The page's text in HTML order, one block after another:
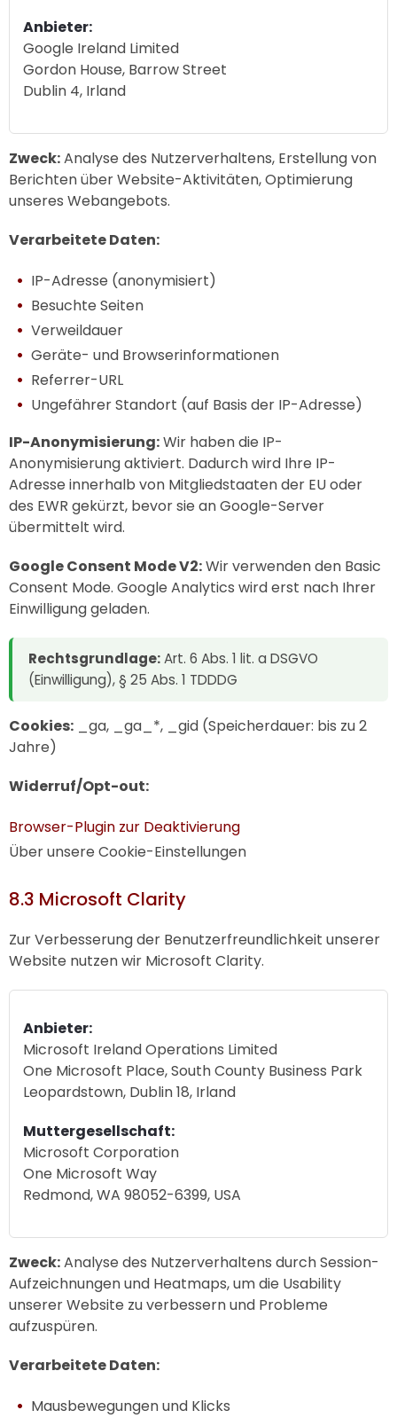
Anbieter:
Google Ireland Limited
Gordon House, Barrow Street
Dublin 4, Irland
Zweck:Analyse des Nutzerverhaltens, Erstellung von
Berichten über Website-Aktivitäten, Optimierung
unseres Webangebots.
Verarbeitete Daten:
IP-Adresse (anonymisiert)
Besuchte Seiten
Verweildauer
Geräte- und Browserinformationen
Referrer-URL
Ungefährer Standort (auf Basis der IP-Adresse)
IP-Anonymisierung:Wir haben die IP-
Anonymisierung aktiviert. Dadurch wird Ihre IP-
Adresse innerhalb von Mitgliedstaaten der EU oder
des EWR gekürzt, bevor sie an Google-Server
übermittelt wird.
Google Consent Mode V2:Wir verwenden den Basic
Consent Mode. Google Analytics wird erst nach Ihrer
Einwilligung geladen.
Rechtsgrundlage:Art. 6 Abs. 1 lit. a DSGVO
(Einwilligung), § 25 Abs. 1 TDDDG
Cookies: _ga, _ga_*, _gid (Speicherdauer: bis zu 2
Jahre)
Widerruf/Opt-out:
Browser-Plugin zur Deaktivierung
Über unsere Cookie-Einstellungen
8.3 Microsoft Clarity
Zur Verbesserung der Benutzerfreundlichkeit unserer
Website nutzen wir Microsoft Clarity.
Anbieter:
Microsoft Ireland Operations Limited
One Microsoft Place, South County Business Park
Leopardstown, Dublin 18, Irland
Muttergesellschaft:
Microsoft Corporation
One Microsoft Way
Redmond, WA 98052-6399, USA
Zweck:Analyse des Nutzerverhaltens durch Session-
Aufzeichnungen und Heatmaps, um die Usability
unserer Website zu verbessern und Probleme
aufzuspüren.
Verarbeitete Daten:
Mausbewegungen und Klicks